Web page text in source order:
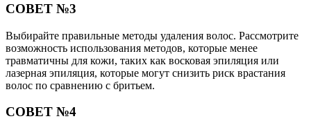
СОВЕТ №3
Выбирайте правильные методы удаления волос. Рассмотрите
возможность использования методов, которые менее
травматичны для кожи, таких как восковая эпиляция или
лазерная эпиляция, которые могут снизить риск врастания
волос по сравнению с бритьем.
СОВЕТ №4